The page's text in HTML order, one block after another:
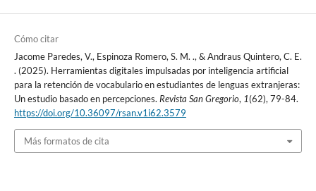
Cómo citar
Jacome Paredes, V., Espinoza Romero, S. M. ., & Andraus Quintero, C. E.
. (2025). Herramientas digitales impulsadas por inteligencia artificial
para la retención de vocabulario en estudiantes de lenguas extranjeras:
Un estudio basado en percepciones. Revista San Gregorio, 1(62), 79-84.
https://doi.org/10.36097/rsan.v1i62.3579
Más formatos de cita